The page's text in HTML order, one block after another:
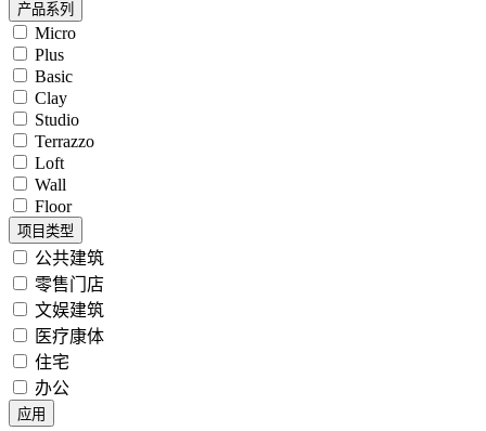
产品系列
Micro
Plus
Basic
Clay
Studio
Terrazzo
Loft
Wall
Floor
项目类型
公共建筑
零售门店
文娱建筑
医疗康体
住宅
办公
应用